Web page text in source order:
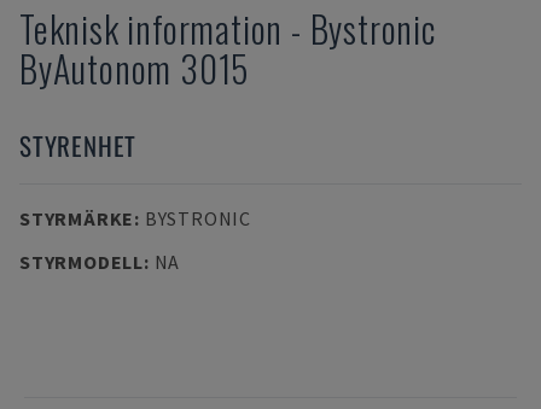
Teknisk information - Bystronic
ByAutonom 3015
STYRENHET
STYRMÄRKE: BYSTRONIC
STYRMODELL: NA